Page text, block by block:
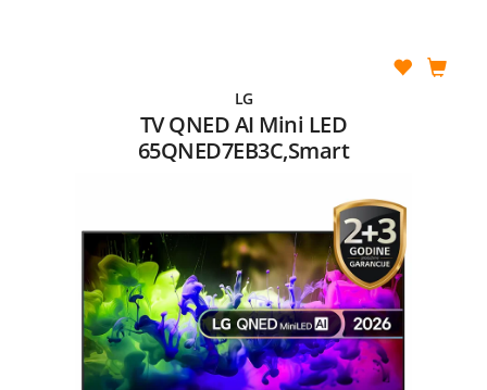
LG
TV QNED AI Mini LED
65QNED7EB3C,Smart